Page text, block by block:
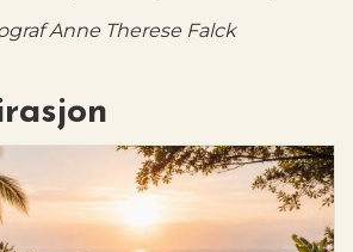
Anne Therese Falck